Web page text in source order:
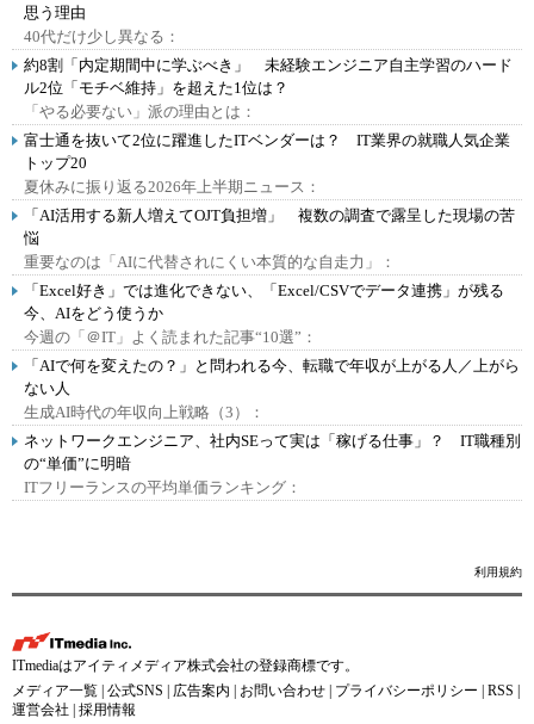
思う理由
40代だけ少し異なる：
約8割「内定期間中に学ぶべき」 未経験エンジニア自主学習のハード
ル2位「モチベ維持」を超えた1位は？
「やる必要ない」派の理由とは：
富士通を抜いて2位に躍進したITベンダーは？ IT業界の就職人気企業
トップ20
夏休みに振り返る2026年上半期ニュース：
「AI活用する新人増えてOJT負担増」 複数の調査で露呈した現場の苦
悩
重要なのは「AIに代替されにくい本質的な自走力」：
「Excel好き」では進化できない、「Excel/CSVでデータ連携」が残る
今、AIをどう使うか
今週の「＠IT」よく読まれた記事“10選”：
「AIで何を変えたの？」と問われる今、転職で年収が上がる人／上がら
ない人
生成AI時代の年収向上戦略（3）：
ネットワークエンジニア、社内SEって実は「稼げる仕事」？ IT職種別
の“単価”に明暗
ITフリーランスの平均単価ランキング：
利用規約
ITmediaはアイティメディア株式会社の登録商標です。
メディア一覧 公式SNS 広告案内 お問い合わせ プライバシーポリシー RSS
運営会社
採用情報